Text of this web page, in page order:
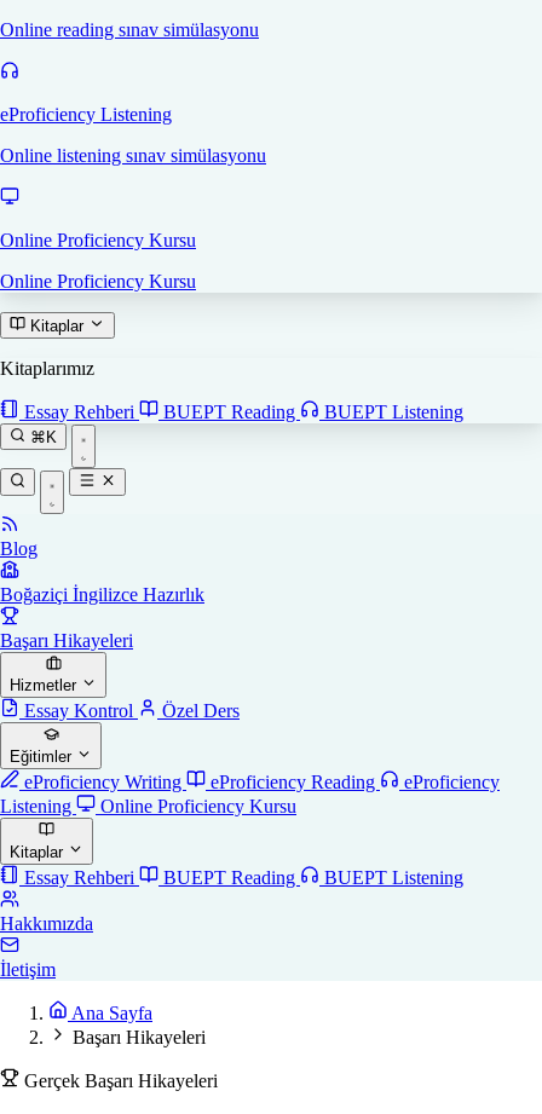
Online reading sınav simülasyonu
eProficiency Listening
Online listening sınav simülasyonu
Online Proficiency Kursu
Online Proficiency Kursu
Kitaplar
Kitaplarımız
Essay Rehberi BUEPT Reading BUEPT Listening
⌘K
Blog
Boğaziçi İngilizce Hazırlık
Başarı Hikayeleri
Hizmetler
Essay Kontrol Özel Ders
Eğitimler
eProficiency Writing eProficiency Reading
eProficiency
Listening
Online Proficiency Kursu
Kitaplar
Essay Rehberi BUEPT Reading BUEPT Listening
Hakkımızda
İletişim
Ana Sayfa
Başarı Hikayeleri
Gerçek Başarı Hikayeleri